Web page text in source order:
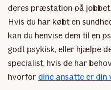
deres præstation på jobbet.
Hvis du har købt en
kan du henvise dem til en
godt psykisk, eller hjælpe
specialist, hvis de har
hvorfor dine ansatte er din